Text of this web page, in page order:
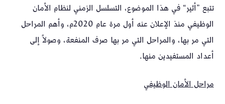
تتبع ”أثير“ في هذا الموضوع، التسلسل الزمني لنظام الأمان
الوظيفي منذ الإعلان عنه أول مرة عام 2020م، وأهم المراحل
التي مر بها، والمراحل التي مر بها صرف المنفعة، وصولاً إلى
أعداد المستفيدين منها.
مراحل الأمان الوظيفي